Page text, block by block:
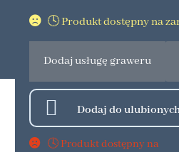
🕓 Produkt dostępny na
Dodaj usługę graweru
🕓 Produkt dostępny na